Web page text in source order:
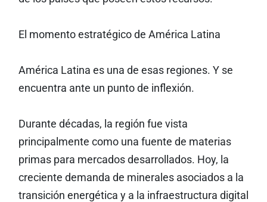
El momento estratégico de América Latina
América Latina es una de esas regiones. Y se
encuentra ante un punto de inflexión.
Durante décadas, la región fue vista
principalmente como una fuente de materias
primas para mercados desarrollados. Hoy, la
creciente demanda de minerales asociados a la
transición energética y a la infraestructura digital